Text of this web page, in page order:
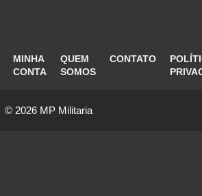
MINHA
CONTA
QUEM
SOMOS
CONTATO
© 2026 MP Militaria